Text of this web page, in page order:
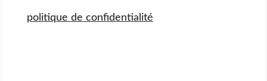
politique de confidentialité